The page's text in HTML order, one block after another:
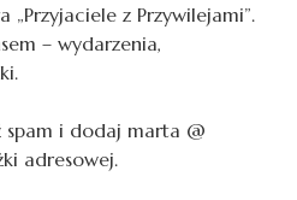
„Przyjaciele z Przywilejami”.
– wydarzenia,
spam i dodaj marta @
adresowej.